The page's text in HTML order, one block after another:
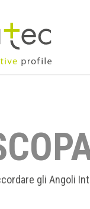
gli Angoli